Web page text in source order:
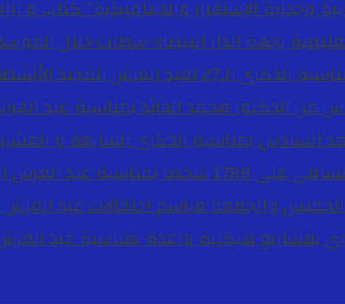
وجدلية الاستقرار والديناميكية”كتاب و
لعيد العرش المجيد
من الدكتور محمد الفائد بمناسبة عيد
السادس بمناسبة الذكرى السابعة و
عيد العرش المجيد
والجمعة مراسم احتفالات عيد العرش
بمشاريع هيكلية واعدة بمناسبة عيد